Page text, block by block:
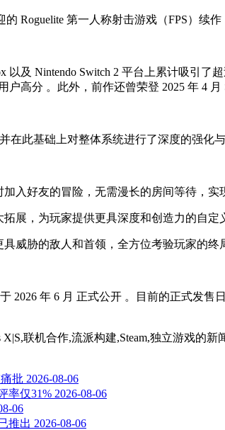
Roguelite 第一人称射击游戏（FPS）续作
及 Nintendo Switch 2 平台上累计吸引了
高分 。此外，前作还曾荣登 2025 年 4
在此基础上对整体系统进行了深度的强化与
入好友的冒险，无需漫长的房间等待，实
展，为玩家提供更具深度和创造力的自定
威胁的敌人和首领，全方位考验玩家的终
2026 年 6 月 正式公开 。目前的正式发售
X|S,联机合作,流派构建,Steam,独立游戏的新
批 2026-08-06
率仅31% 2026-08-06
06
推出 2026-08-06